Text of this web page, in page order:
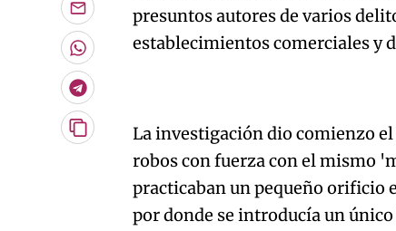
Enviar
por
Email
Whatsapp
Telegram
Copiar
artículo
presuntos autores de varios
establecimientos comerciales y
La investigación dio comienzo
robos con fuerza con el mismo
practicaban un pequeño orificio
por donde se introducía un